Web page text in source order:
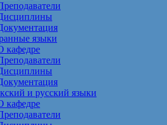
языки
кафедре
и русский языки
кафедре